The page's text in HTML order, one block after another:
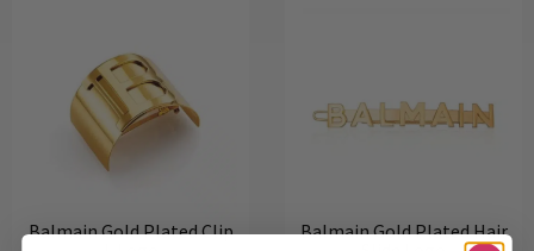
Balmain Gold Plated Clip
Balmain Gold Plated Hair